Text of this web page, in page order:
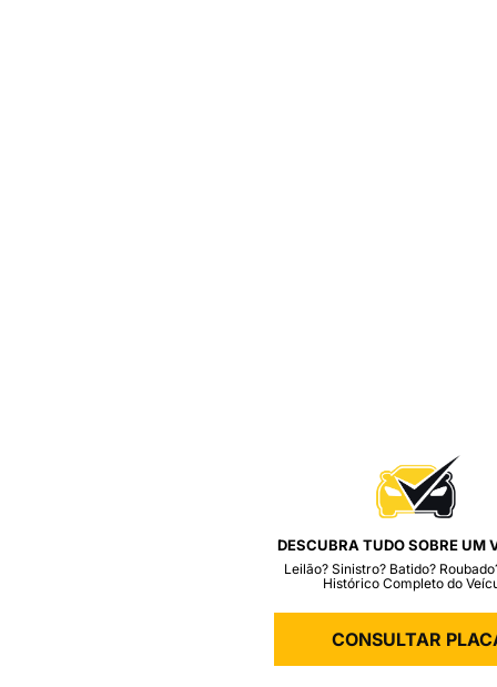
DESCUBRA TUDO SOBRE UM
Leilão? Sinistro? Batido?
Histórico Completo do
CONSULTAR